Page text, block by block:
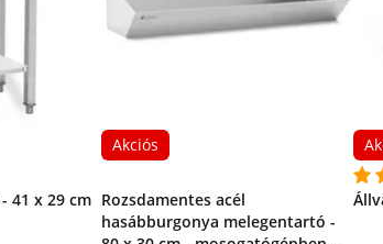
41 x 29 cm
Akciós
Rozsdamentes acél
hasábburgonya melegentartó -